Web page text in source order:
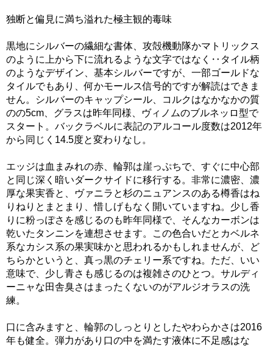
独断と偏見に満ち溢れた極主観的毒味
黒地にシルバーの繊細な書体、攻殻機動隊かマトリックス
のように上から下に流れるような文字ではなく‥タイル柄
のようなデザイン、基本シルバーですが、一部ゴールドな
タイルでもあり、何かモールス信号的ですが解読はできま
せん。シルバーのキャップシール、コルクはなかなかの質
のの5cm、グラスは昨年同様、ヴィノムのブルネッロ型で
スタート。バックラベルに表記のアルコール度数は2012年
から同じく14.5度と変わりなし。
エッジは血まみれの赤、輪郭は崖っぷちで、すぐに中心部
と同じ深く暗いダークサイドに移行する。非常に濃密、濃
厚な果実香と、ヴァニラと杉のニュアンスのある樽香はね
りねりとまとまり、惜しげもなく開いていますね。少し香
りに粉っぽさを感じるのも昨年同様で、そんなカーボンは
乾いたタンニンを連想させます。この色合いだとカベルネ
系なカシス系の果実味かと思われるかもしれませんが、ど
ちらかというと、真っ黒のチェリー系ですね。ただ、いい
意味で、少し青さも感じるのは複雑さのひとつ。サルディ
ーニャな田舎臭さはまったくないのがアルジオラスの洗
練。
口に含みますと、輪郭のしっとりとしたやわらかさは2016
年も健全。弾力があり口の中を満たす液体に不足感はな